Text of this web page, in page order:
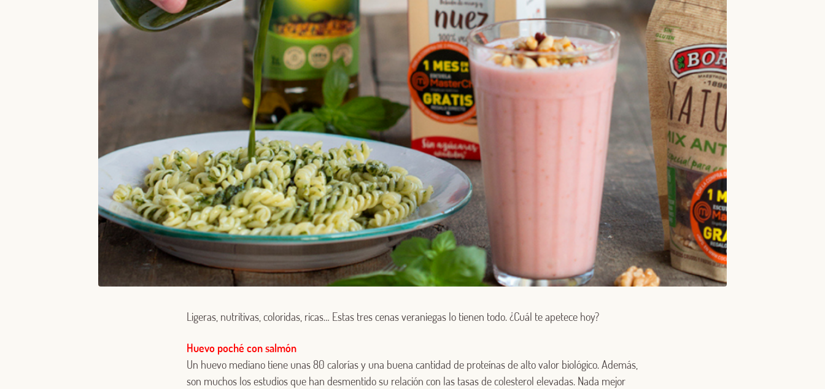
Ligeras, nutritivas, coloridas, ricas… Estas tres cenas veraniegas lo tienen todo. ¿Cuál te apetece hoy?
Huevo poché con salmón
Un huevo mediano tiene unas 80 calorías y una buena cantidad de proteínas de alto valor biológico. Además,
son muchos los estudios que han desmentido su relación con las tasas de colesterol elevadas. Nada mejor